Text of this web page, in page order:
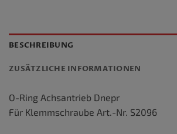
BESCHREIBUNG
ZUSÄTZLICHE INFORMATIONEN
O-Ring Achsantrieb Dnepr
Für Klemmschraube Art.-Nr. S2096